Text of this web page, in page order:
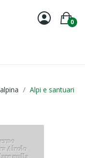
0
Alpi e santuari